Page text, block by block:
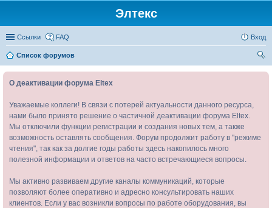
Элтекс
Ссылки FAQ Вход
Список форумов
О деактивации форума Eltex
Уважаемые коллеги! В связи с потерей актуальности данного ресурса,
нами было принято решение о частичной деактивации форума Eltex.
Мы отключили функции регистрации и создания новых тем, а также
возможность оставлять сообщения. Форум продолжит работу в "режиме
чтения", так как за долгие годы работы здесь накопилось много
полезной информации и ответов на часто встречающиеся вопросы.
Мы активно развиваем другие каналы коммуникаций, которые
позволяют более оперативно и адресно консультировать наших
клиентов. Если у вас возникли вопросы по работе оборудования, вы